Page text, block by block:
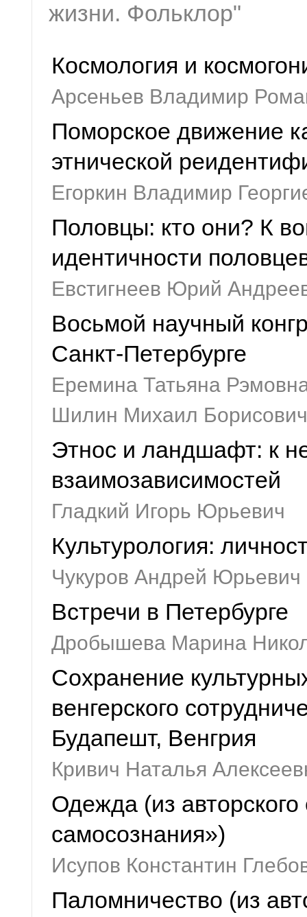
жизни. Фольклор"
Космология и
Арсеньев Владимир
Поморское движение
этнической
Егоркин Владимир
Половцы: кто они? К
идентичности
Евстигнеев Юрий
Восьмой научный
Санкт-Петербурге
Еремина Татьяна
Шилин Михаил Борисович
Этнос и ландшафт: к
взаимозависимостей
Гладкий Игорь Юрьевич
Культурология:
Чукуров Андрей Юрьевич
Встречи в Петербурге
Дробышева Марина
Сохранение
венгерского
Будапешт, Венгрия
Кривич Наталья
Одежда (из
самосознания»)
Исупов Константин
Паломничество (из